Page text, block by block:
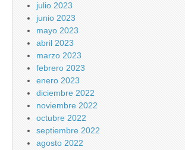
julio 2023
junio 2023
mayo 2023
abril 2023
marzo 2023
febrero 2023
enero 2023
diciembre 2022
noviembre 2022
octubre 2022
septiembre 2022
agosto 2022